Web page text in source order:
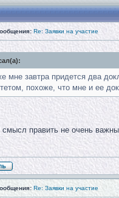
Re: Заявки на участие
мне завтра придется два
похоже, что мне и ее
править не очень
Re: Заявки на участие